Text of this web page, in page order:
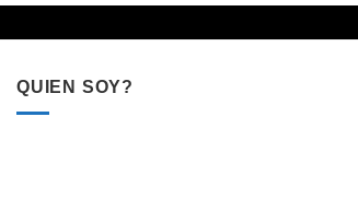
QUIEN SOY?